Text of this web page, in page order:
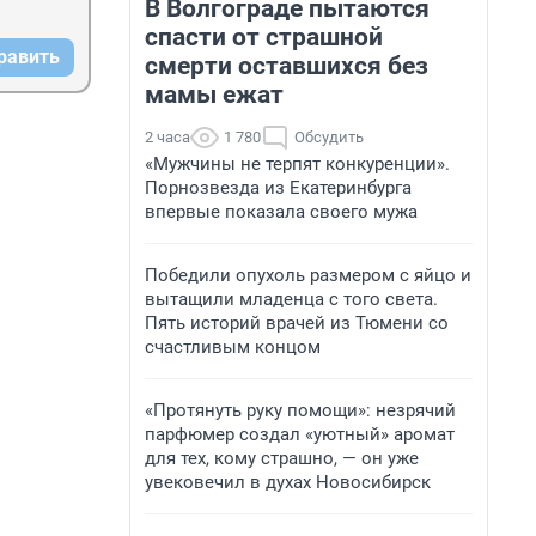
В Волгограде пытаются
спасти от страшной
смерти оставшихся без
мамы ежат
2 часа 1 780 Обсудить
«Мужчины не терпят конкуренции».
Порнозвезда из Екатеринбурга
впервые показала своего мужа
Победили опухоль размером с яйцо и
вытащили младенца с того света.
Пять историй врачей из Тюмени со
счастливым концом
«Протянуть руку помощи»: незрячий
парфюмер создал «уютный» аромат
для тех, кому страшно, — он уже
увековечил в духах Новосибирск